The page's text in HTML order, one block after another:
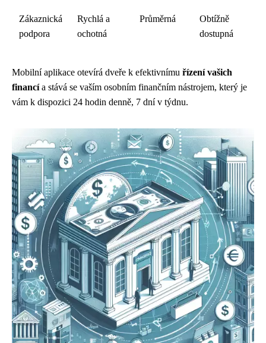
Zákaznická
podpora
Rychlá a
ochotná
Průměrná
Obtížně
dostupná
Mobilní aplikace otevírá dveře k efektivnímu řízení vašich
financía stává se vaším osobním finančním nástrojem, který je
vám k dispozici 24 hodin denně, 7 dní v týdnu.